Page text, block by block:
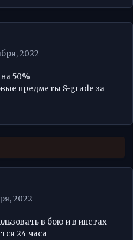
2022
50%
предметы S-grade за
2022
в бою и в инстах
24 часа